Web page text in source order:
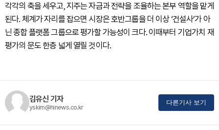
각각의 축을 세우고, 지주는 자금과 전략을 조율하는 본부 역할을 맡게
된다. 체계가 자리를 잡으면 시장은 호반그룹을 더 이상 ‘건설사’가 아
닌 종합 플랫폼 그룹으로 평가할 가능성이 크다. 이때부터 기업가치 재
평가의 문도 한층 넓게 열릴 것이다.
김유신 기자
yskim@hinews.co.kr
다른기사 보기